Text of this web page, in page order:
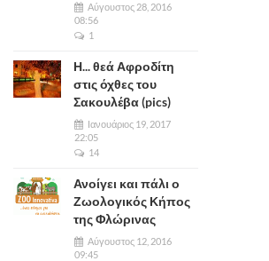
Αύγουστος 28, 2016
08:56
1
Η... θεά Αφροδίτη
στις όχθες του
Σακουλέβα (pics)
Ιανουάριος 19, 2017
22:05
14
Ανοίγει και πάλι ο
Ζωολογικός Κήπος
της Φλώρινας
Αύγουστος 12, 2016
09:45